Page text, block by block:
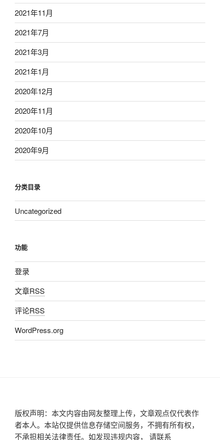
2021年11月
2021年7月
2021年3月
2021年1月
2020年12月
2020年11月
2020年10月
2020年9月
分类目录
Uncategorized
功能
登录
文章RSS
评论RSS
WordPress.org
版权声明：本文内容由网友整理上传，文章观点仅代表作
者本人。本站仅提供信息存储空间服务，不拥有所有权，
不承担相关法律责任。如发现违规内容， 请联系